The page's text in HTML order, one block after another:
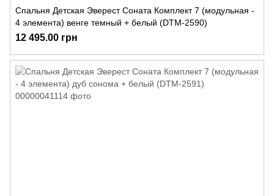
Спальня Детская Эверест Соната Комплект 7 (модульная -
4 элемента) венге темный + белый (DTM-2590)
12 495.00 грн